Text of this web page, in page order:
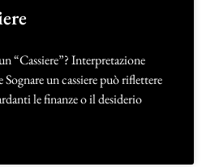
“Cassiere”? Interpretazione
Sognare un cassiere può riflettere
le finanze o il desiderio